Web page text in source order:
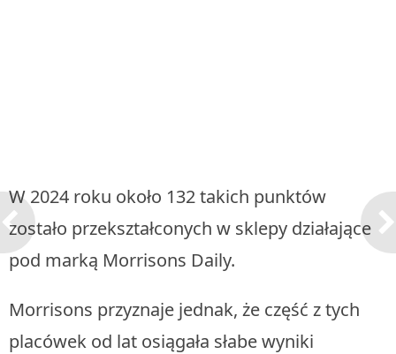
W 2024 roku około 132 takich punktów
zostało przekształconych w sklepy działające
pod marką Morrisons Daily.
Morrisons przyznaje jednak, że część z tych
placówek od lat osiągała słabe wyniki